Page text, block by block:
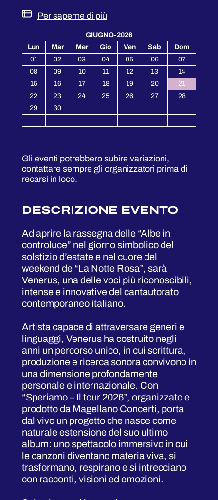
Per saperne di più
GIUGNO-2026
Lun
Mar Mer Gio Ven Sab
Dom
01
02 03 04 05 06
07
08
09 10 11 12 13
14
15
16 17 18 19 20
21
22
23 24 25 26 27
28
29
30
Gli eventi potrebbero subire variazioni,
contattare sempre gli organizzatori prima di
recarsi in loco.
DESCRIZIONE EVENTO
Ad aprire la rassegna delle “Albe in
controluce” nel giorno simbolico del
solstizio d’estate e nel cuore del
weekend de “La Notte Rosa”, sarà
Venerus, una delle voci più riconoscibili,
intense e innovative del cantautorato
contemporaneo italiano.
Artista capace di attraversare generi e
linguaggi, Venerus ha costruito negli
anni un percorso unico, in cui scrittura,
produzione e ricerca sonora convivono in
una dimensione profondamente
personale e internazionale. Con
“Speriamo – Il tour 2026”, organizzato e
prodotto da Magellano Concerti, porta
dal vivo un progetto che nasce come
naturale estensione del suo ultimo
album: uno spettacolo immersivo in cui
le canzoni diventano materia viva, si
trasformano, respirano e si intrecciano
con racconti, visioni ed emozioni.